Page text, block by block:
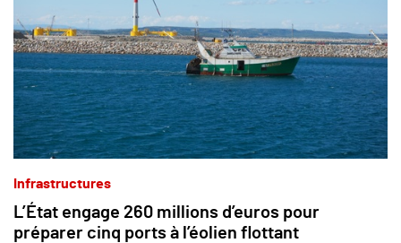
Infrastructures
L’État engage 260 millions d’euros pour
préparer cinq ports à l’éolien flottant